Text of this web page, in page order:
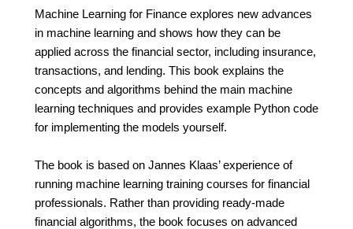
Machine Learning for Finance explores new advances
in machine learning and shows how they can be
applied across the financial sector, including insurance,
transactions, and lending. This book explains the
concepts and algorithms behind the main machine
learning techniques and provides example Python code
for implementing the models yourself.
The book is based on Jannes Klaas’ experience of
running machine learning training courses for financial
professionals. Rather than providing ready-made
financial algorithms, the book focuses on advanced